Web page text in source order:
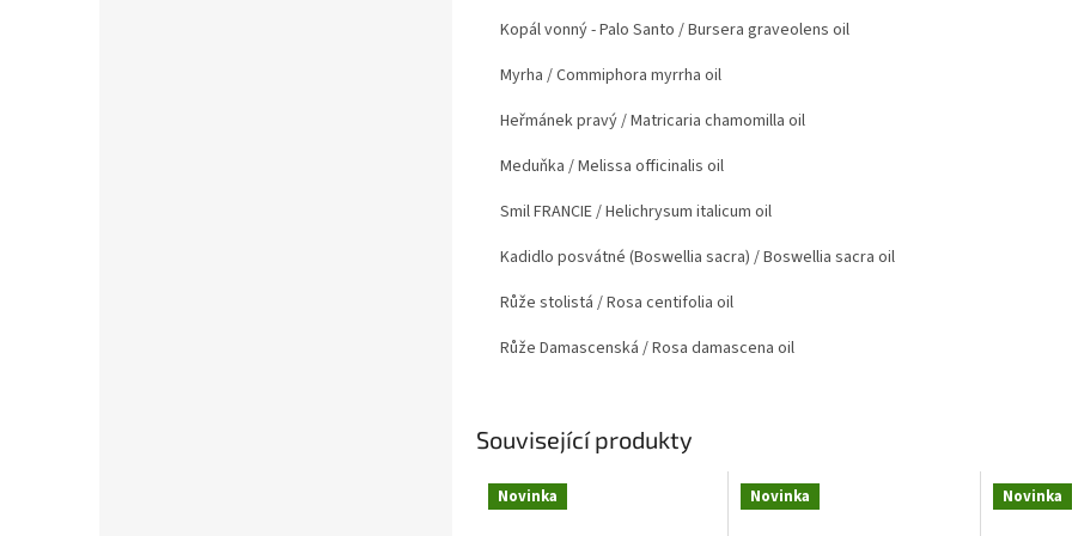
Související produkty
Novinka Novinka Novinka
Kopál vonný - Palo Santo / Bursera graveolens oil
Myrha / Commiphora myrrha oil
Heřmánek pravý/ Matricaria chamomilla oil
Meduňka / Melissa officinalis oil
Smil FRANCIE/ Helichrysum italicum oil
Kadidlo posvátné (Boswellia sacra) / Boswellia sacra oil
Růže stolistá / Rosa centifolia oil
Růže Damascenská / Rosa damascena oil